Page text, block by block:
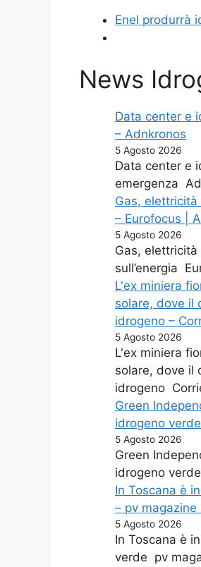
Enel produrrà
News
Data center e
– Adnkronos
5 Agosto 2026
Data center e
emergenza
Gas, elettricità
– Eurofocus |
5 Agosto 2026
Gas,
sull’energia
L'ex miniera
solare, dove il
idrogeno –
5 Agosto 2026
L'ex miniera
solare, dove il
idrogeno
Green
idrogeno
5 Agosto 2026
Green
idrogeno
In Toscana è
– pv magazine
5 Agosto 2026
In Toscana è
verde pv